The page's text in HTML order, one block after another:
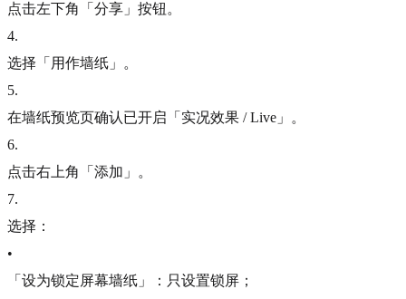
点击左下角「分享」按钮。
4.
选择「用作墙纸」。
5.
在墙纸预览页确认已开启「实况效果 / Live」。
6.
点击右上角「添加」。
7.
选择：
•
「设为锁定屏幕墙纸」：只设置锁屏；